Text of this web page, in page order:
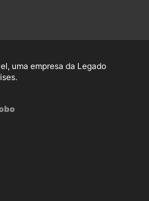
uma empresa da Legado